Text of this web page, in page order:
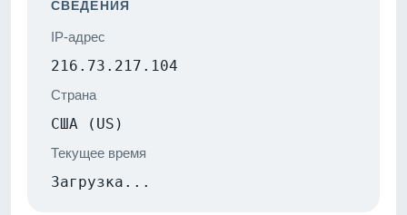
СВЕДЕНИЯ
IP-адрес
216.73.217.104
Страна
США (US)
Текущее время
Загрузка...